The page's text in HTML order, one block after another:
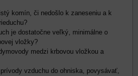
komín, či nedošlo k zaneseniu a k
je dostatočne veľký, minimálne o
vložky?
medzi krbovou vložkou a
vzduchu do ohniska, povysávať,